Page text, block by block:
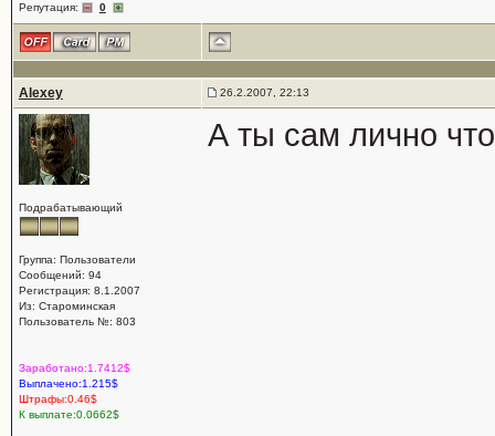
Репутация: 0
Alexey 26.2.2007, 22:13
Подрабатывающий
Группа: Пользователи
Сообщений: 94
Регистрация: 8.1.2007
Из: Староминская
Пользователь №: 803
Заработано:1.7412$
Выплачено:1.215$
Штрафы:0.46$
К выплате:0.0662$
А ты сам лично